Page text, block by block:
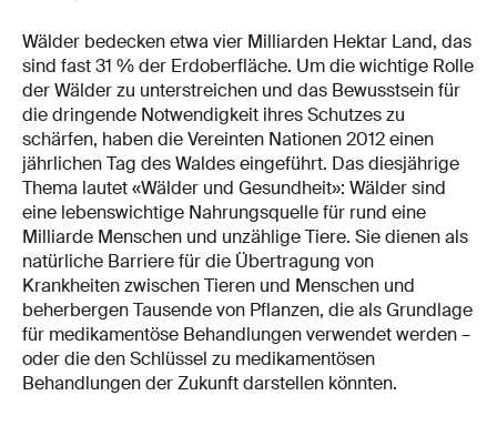
Wälder bedecken etwa vier Milliarden Hektar Land, das
sind fast 31 % der Erdoberfläche. Um die wichtige Rolle
der Wälder zu unterstreichen und das Bewusstsein für
die dringende Notwendigkeit ihres Schutzes zu
schärfen, haben die Vereinten Nationen 2012 einen
jährlichen Tag des Waldes eingeführt. Das diesjährige
Thema lautet «Wälder und Gesundheit»: Wälder sind
eine lebenswichtige Nahrungsquelle für rund eine
Milliarde Menschen und unzählige Tiere. Sie dienen als
natürliche Barriere für die Übertragung von
Krankheiten zwischen Tieren und Menschen und
beherbergen Tausende von Pflanzen, die als Grundlage
für medikamentöse Behandlungen verwendet werden –
oder die den Schlüssel zu medikamentösen
Behandlungen der Zukunft darstellen könnten.